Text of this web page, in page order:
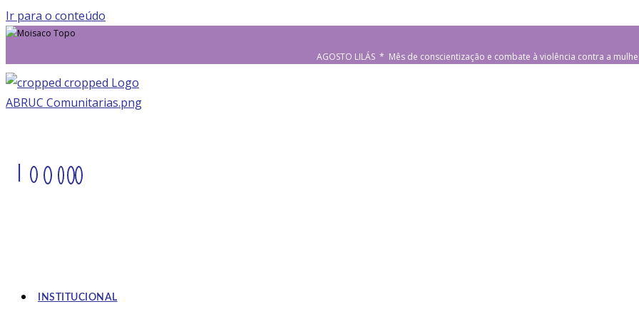
Ir para o conteúdo
AGOSTO LILÁS * Mês de conscientização e combate à violência contra a
|
INSTITUCIONAL